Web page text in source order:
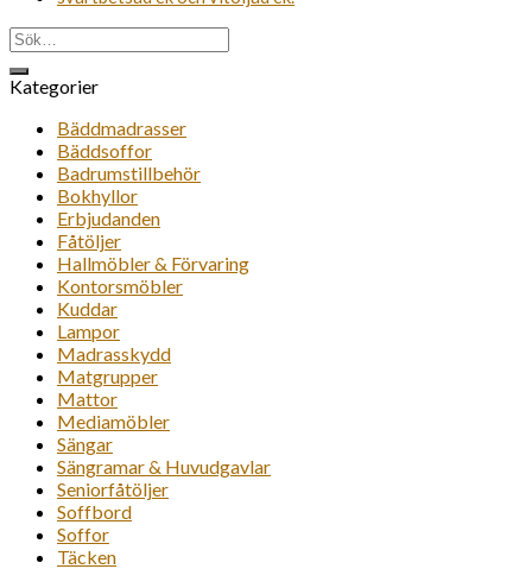
Sök
efter:
Kategorier
Bäddmadrasser
Bäddsoffor
Badrumstillbehör
Bokhyllor
Erbjudanden
Fåtöljer
Hallmöbler & Förvaring
Kontorsmöbler
Kuddar
Lampor
Madrasskydd
Matgrupper
Mattor
Mediamöbler
Sängar
Sängramar & Huvudgavlar
Seniorfåtöljer
Soffbord
Soffor
Täcken